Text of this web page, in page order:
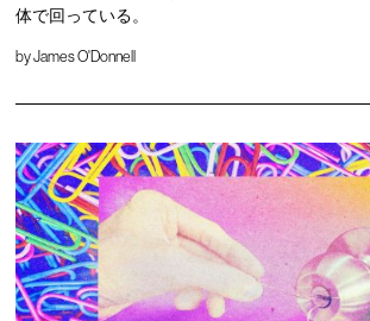
体で回っている。
byJames O'Donnell